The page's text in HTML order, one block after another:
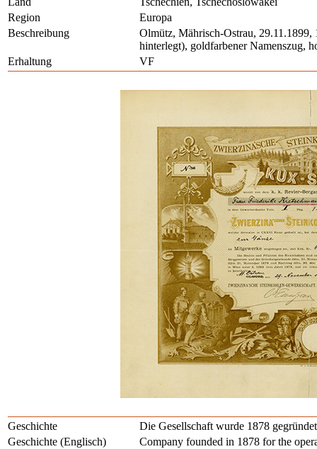
Region
Europa
Beschreibung
Olmütz, Mährisch-Ostrau,
hinterlegt), goldfarbener Namenszug,
Erhaltung
VF
Geschichte
Die Gesellschaft wurde 1878
Geschichte (Englisch)
Company founded in 1878 for the